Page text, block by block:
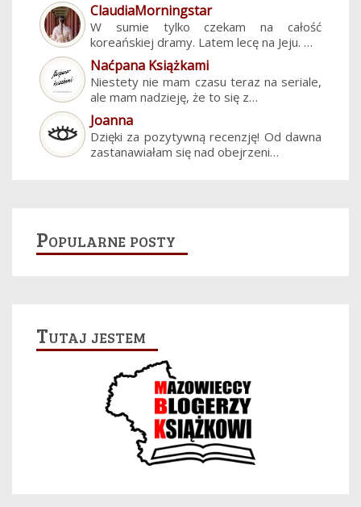
ClaudiaMorningstar
W sumie tylko czekam na całość
koreańskiej dramy. Latem lecę na Jeju. …
Naćpana Książkami
Niestety nie mam czasu teraz na seriale,
ale mam nadzieję, że to się z…
Joanna
Dzięki za pozytywną recenzję! Od dawna
zastanawiałam się nad obejrzeni…
Popularne posty
Tutaj jestem